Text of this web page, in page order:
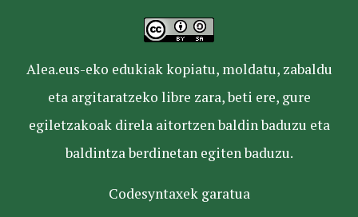
Alea.eus-eko edukiak kopiatu, moldatu, zabaldu
eta argitaratzeko libre zara, beti ere, gure
egiletzakoak direla aitortzen baldin baduzu eta
baldintza berdinetan egiten baduzu.
Codesyntaxek garatua